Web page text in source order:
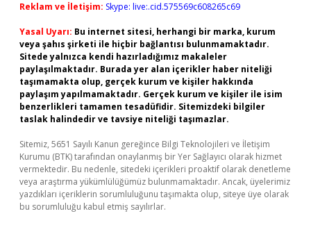
Reklam ve İletişim: Skype: live:.cid.575569c608265c69
Yasal Uyarı: Bu internet sitesi, herhangi bir marka, kurum
veya şahıs şirketi ile hiçbir bağlantısı bulunmamaktadır.
Sitede yalnızca kendi hazırladığımız makaleler
paylaşılmaktadır. Burada yer alan içerikler haber niteliği
taşımamakta olup, gerçek kurum ve kişiler hakkında
paylaşım yapılmamaktadır. Gerçek kurum ve kişiler ile isim
benzerlikleri tamamen tesadüfidir. Sitemizdeki bilgiler
taslak halindedir ve tavsiye niteliği taşımazlar.
Sitemiz, 5651 Sayılı Kanun gereğince Bilgi Teknolojileri ve İletişim
Kurumu (BTK) tarafından onaylanmış bir Yer Sağlayıcı olarak hizmet
vermektedir. Bu nedenle, sitedeki içerikleri proaktif olarak denetleme
veya araştırma yükümlülüğümüz bulunmamaktadır. Ancak, üyelerimiz
yazdıkları içeriklerin sorumluluğunu taşımakta olup, siteye üye olarak
bu sorumluluğu kabul etmiş sayılırlar.